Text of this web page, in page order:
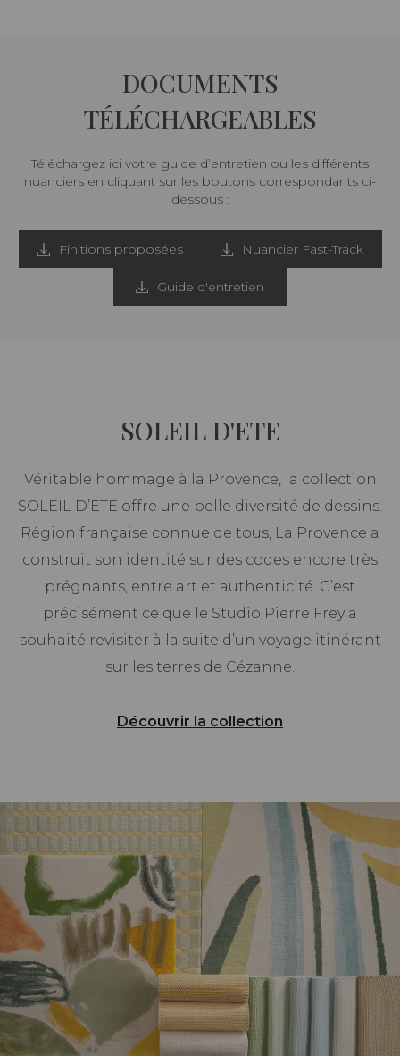
DOCUMENTS
TÉLÉCHARGEABLES
Téléchargez ici votre guide d’entretien ou les différents
nuanciers en cliquant sur les boutons correspondants ci-
dessous :
Finitions proposées Nuancier Fast-Track
Guide d'entretien
SOLEIL D'ETE
Véritable hommage à la Provence, la collection
SOLEIL D’ETE offre une belle diversité de dessins.
Région française connue de tous, La Provence a
construit son identité sur des codes encore très
prégnants, entre art et authenticité. C’est
précisément ce que le Studio Pierre Frey a
souhaité revisiter à la suite d’un voyage itinérant
sur les terres de Cézanne.
Découvrir la collection